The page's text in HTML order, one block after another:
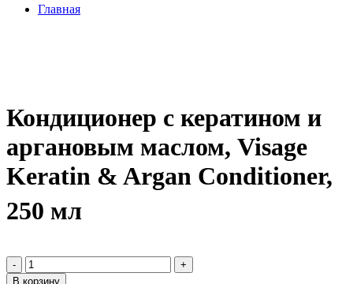
Главная
Кондиционер с кератином и
аргановым маслом, Visage
Keratin & Argan Conditioner,
250 мл
-
+
В корзину